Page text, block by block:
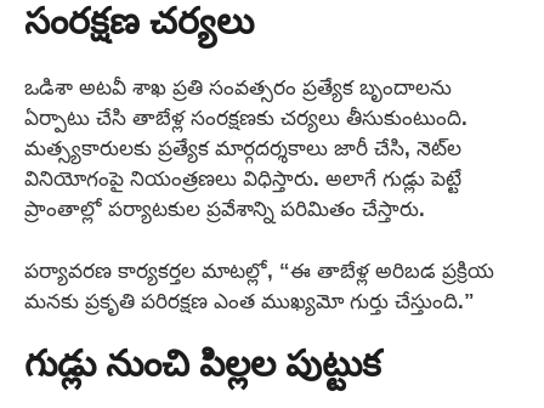
సంరక్షణ చర్యలు
ఒడిశా అటవీ శాఖ ప్రతి సంవత్సరం ప్రత్యేక బృందాలను
ఏర్పాటు చేసి తాబేళ్ల సంరక్షణకు చర్యలు తీసుకుంటుంది.
మత్స్యకారులకు ప్రత్యేక మార్గదర్శకాలు జారీ చేసి, నెట్‌ల
వినియోగంపై నియంత్రణలు విధిస్తారు. అలాగే గుడ్లు పెట్టే
ప్రాంతాల్లో పర్యాటకుల ప్రవేశాన్ని పరిమితం చేస్తారు.
పర్యావరణ కార్యకర్తల మాటల్లో, “ఈ తాబేళ్ల అరిబడ ప్రక్రియ
మనకు ప్రకృతి పరిరక్షణ ఎంత ముఖ్యమో గుర్తు చేస్తుంది.”
గుడ్లు నుంచి పిల్లల పుట్టుక